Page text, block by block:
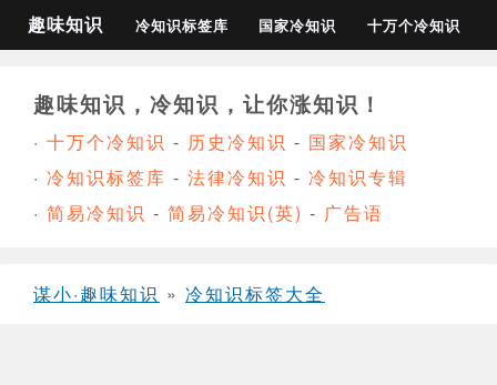
趣味知识 冷知识标签库 国家冷知识 十万个冷知识
趣味知识，冷知识，让你涨知识！
· 十万个冷知识 - 历史冷知识 - 国家冷知识
· 冷知识标签库 - 法律冷知识 - 冷知识专辑
· 简易冷知识 - 简易冷知识(英) - 广告语
谋小·趣味知识 » 冷知识标签大全